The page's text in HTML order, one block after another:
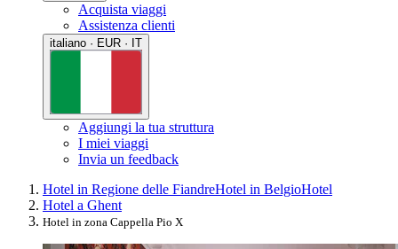
Acquista viaggi
Assistenza clienti
italiano · EUR · IT
Aggiungi la tua struttura
I miei viaggi
Invia un feedback
Hotel in Regione delle FiandreHotel in BelgioHotel
Hotel a Ghent
Hotel in zona Cappella Pio X